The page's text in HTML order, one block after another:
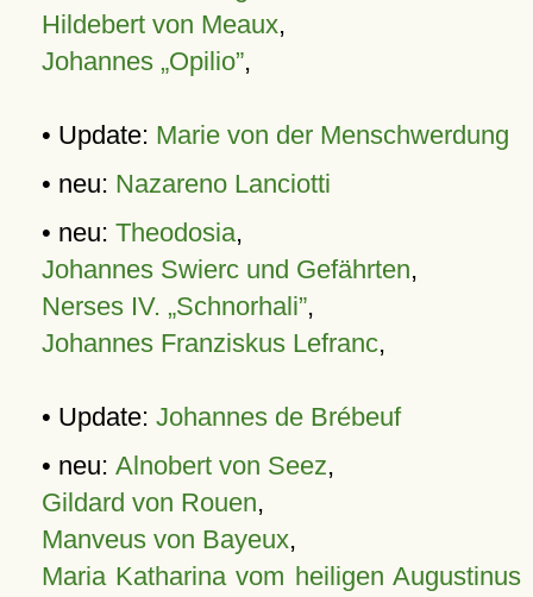
Hildebert von Meaux,
Johannes „Opilio”,
• Update: Marie von der Menschwerdung
• neu: Nazareno Lanciotti
• neu: Theodosia,
Johannes Swierc und Gefährten,
Nerses IV. „Schnorhali”,
Johannes Franziskus Lefranc,
• Update: Johannes de Brébeuf
• neu: Alnobert von Seez,
Gildard von Rouen,
Manveus von Bayeux,
Maria Katharina vom heiligen Augustinus